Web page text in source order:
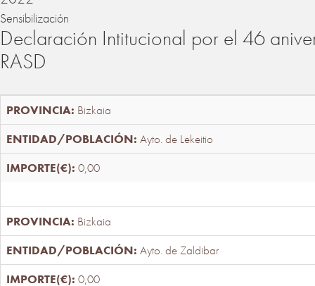
Sensibilización
Declaración Intitucional por el 46
RASD
Bizkaia
Ayto. de Lekeitio
0,00
Bizkaia
Ayto. de Zaldibar
0,00